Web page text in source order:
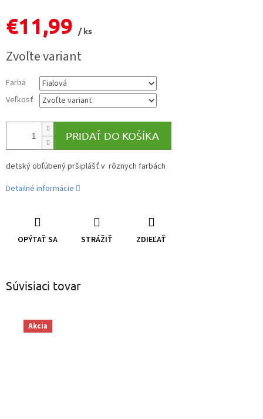
€11,99
/ ks
cena:
Zvoľte variant
Farba
Veľkosť
PRIDAŤ DO KOŠÍKA
detský obľúbený pršiplášť v rôznych farbách
Detailné informácie
OPÝTAŤ SA STRÁŽIŤ ZDIEĽAŤ
Súvisiaci tovar
Akcia